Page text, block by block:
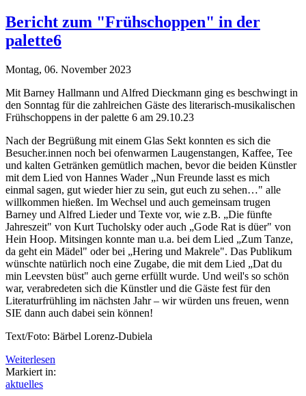
Bericht zum "Frühschoppen" in der
palette6
Montag, 06. November 2023
Mit Barney Hallmann und Alfred Dieckmann ging es beschwingt in
den Sonntag für die zahlreichen Gäste des literarisch-musikalischen
Frühschoppens in der palette 6 am 29.10.23
Nach der Begrüßung mit einem Glas Sekt konnten es sich die
Besucher.innen noch bei ofenwarmen Laugenstangen, Kaffee, Tee
und kalten Getränken gemütlich machen, bevor die beiden Künstler
mit dem Lied von Hannes Wader „Nun Freunde lasst es mich
einmal sagen, gut wieder hier zu sein, gut euch zu sehen…" alle
willkommen hießen. Im Wechsel und auch gemeinsam trugen
Barney und Alfred Lieder und Texte vor, wie z.B. „Die fünfte
Jahreszeit" von Kurt Tucholsky oder auch „Gode Rat is düer" von
Hein Hoop. Mitsingen konnte man u.a. bei dem Lied „Zum Tanze,
da geht ein Mädel" oder bei „Hering und Makrele". Das Publikum
wünschte natürlich noch eine Zugabe, die mit dem Lied „Dat du
min Leevsten büst" auch gerne erfüllt wurde. Und weil's so schön
war, verabredeten sich die Künstler und die Gäste fest für den
Literaturfrühling im nächsten Jahr – wir würden uns freuen, wenn
SIE dann auch dabei sein können!
Text/Foto: Bärbel Lorenz-Dubiela
Weiterlesen
Markiert in:
aktuelles